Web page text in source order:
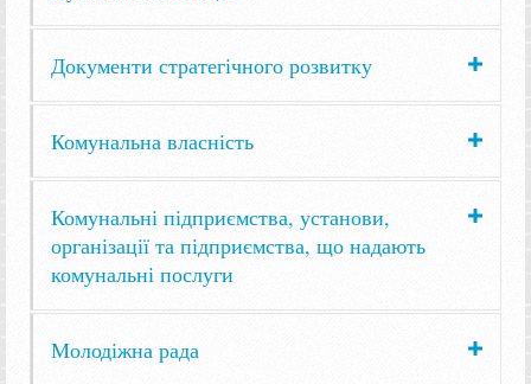
Документи стратегічного розвитку
Комунальна власність
Комунальні підприємства, установи,
організації та підприємства, що надають
комунальні послуги
Молодіжна рада